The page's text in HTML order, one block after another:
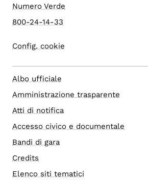
Numero Verde
800-24-14-33
Config. cookie
Albo ufficiale
Amministrazione trasparente
Atti di notifica
Accesso civico e documentale
Bandi di gara
Credits
Elenco siti tematici